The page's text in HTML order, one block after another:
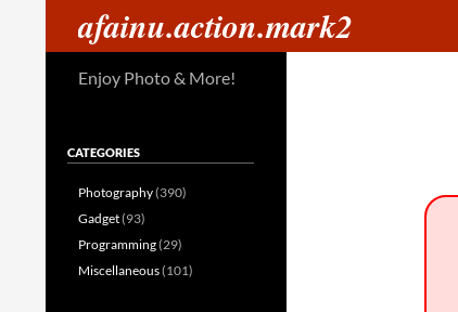
afainu.action.mark2
Enjoy Photo & More!
CATEGORIES
Photography(390)
Gadget(93)
Programming(29)
Miscellaneous(101)